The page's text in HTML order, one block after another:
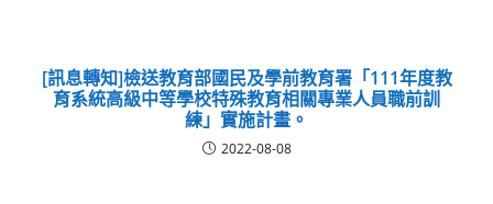
[訊息轉知]檢送教育部國民及學前教育署「111年度教
育系統高級中等學校特殊教育相關專業人員職前訓
練」實施計畫。
2022-08-08